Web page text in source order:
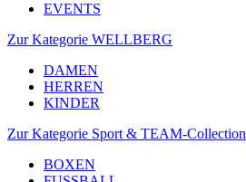
EVENTS
Zur Kategorie WELLBERG
DAMEN
HERREN
KINDER
Zur Kategorie Sport & TEAM-Collection
BOXEN